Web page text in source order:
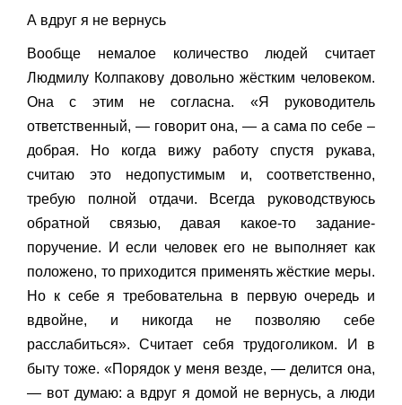
А вдруг я не вернусь
Вообще немалое количество людей считает
Людмилу Колпакову довольно жёстким человеком.
Она с этим не согласна. «Я руководитель
ответственный, — говорит она, — а сама по себе –
добрая. Но когда вижу работу спустя рукава,
считаю это недопустимым и, соответственно,
требую полной отдачи. Всегда руководствуюсь
обратной связью, давая какое-то задание-
поручение. И если человек его не выполняет как
положено, то приходится применять жёсткие меры.
Но к себе я требовательна в первую очередь и
вдвойне, и никогда не позволяю себе
расслабиться». Считает себя трудоголиком. И в
быту тоже. «Порядок у меня везде, — делится она,
— вот думаю: а вдруг я домой не вернусь, а люди